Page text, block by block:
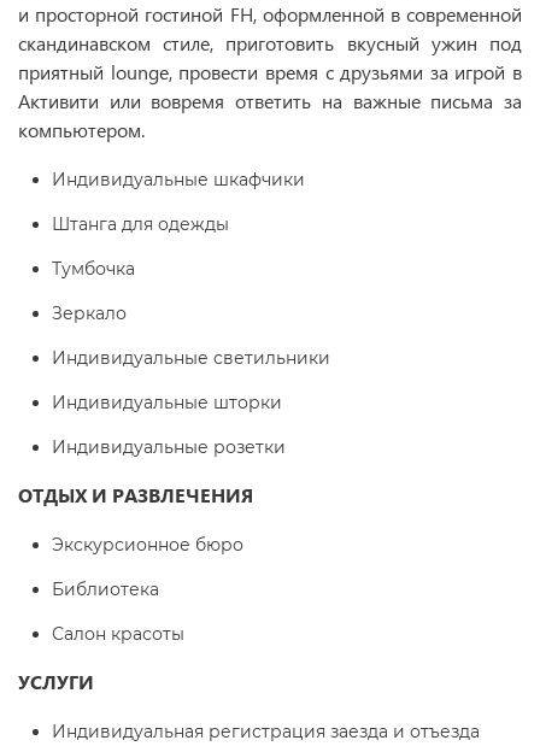
и просторной гостиной FH, оформленной в современной
скандинавском стиле, приготовить вкусный ужин под
приятный lounge, провести время с друзьями за игрой в
Активити или вовремя ответить на важные письма за
компьютером.
Индивидуальные шкафчики
Штанга для одежды
Тумбочка
Зеркало
Индивидуальные светильники
Индивидуальные шторки
Индивидуальные розетки
ОТДЫХ И РАЗВЛЕЧЕНИЯ
Экскурсионное бюро
Библиотека
Салон красоты
УСЛУГИ
Индивидуальная регистрация заезда и отъезда